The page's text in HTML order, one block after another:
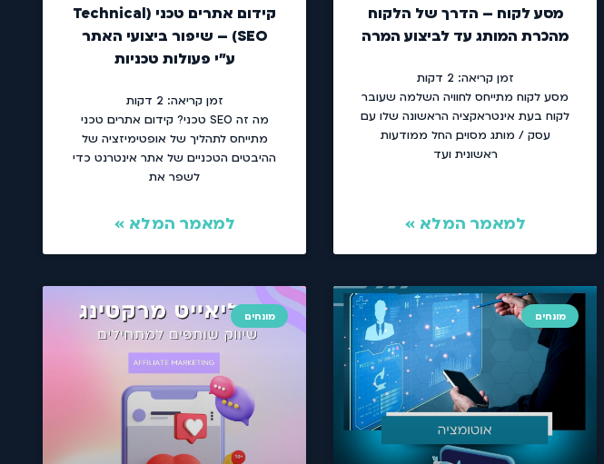
מסע לקוח – הדרך של הלקוח
מהכרת המותג עד לביצוע המרה
זמן קריאה: 2 דקות
מסע לקוח מתייחס לחוויה השלמה שעובר
לקוח בעת אינטראקציה הראשונה שלו עם
עסק / מותג מסוים, החל ממודעות
ראשונית ועד
למאמר המלא »
קידום אתרים טכני (Technical
SEO) – שיפור ביצועי האתר
ע"י פעולות טכניות
זמן קריאה: 2 דקות
מה זה SEO טכני? קידום אתרים טכני
מתייחס לתהליך של אופטימיזציה של
ההיבטים הטכניים של אתר אינטרנט כדי
לשפר את
למאמר המלא »
מונחים מונחים